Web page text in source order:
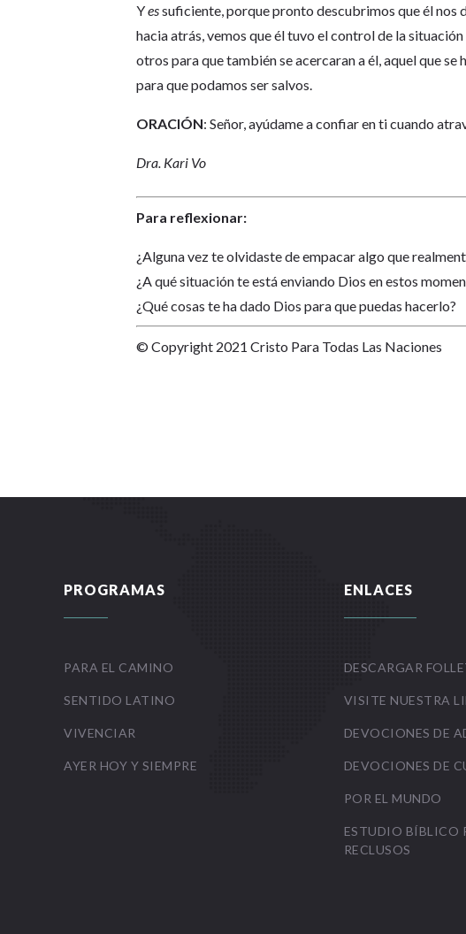
Yessuficiente, porque pronto descubrimos que él nos
hacia atrás, vemos que él tuvo el control de la
otros para que también se acercaran a él, aquel que
para que podamos ser salvos.
ORACIÓN: Señor, ayúdame a confiar en ti cuando
Dra. Kari Vo
Para reflexionar:
¿Alguna vez te olvidaste de empacar algo que
¿A qué situación te está enviando Dios en estos
¿Qué cosas te ha dado Dios para que puedas hacerlo?
© Copyright 2021 Cristo Para Todas Las Naciones
PROGRAMAS
PARA EL CAMINO
SENTIDO LATINO
VIVENCIAR
AYER HOY Y SIEMPRE
ENLACES
DESCARGAR
VISITE NUESTRA
DEVOCIONES DE
DEVOCIONES DE
POR EL MUNDO
ESTUDIO BÍBLICO
RECLUSOS